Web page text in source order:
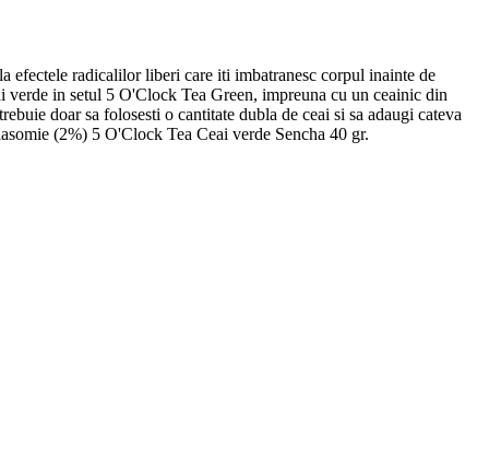
efectele radicalilor liberi care iti imbatranesc corpul inainte de
in setul 5 O'Clock Tea Green, impreuna cu un ceainic din
doar sa folosesti o cantitate dubla de ceai si sa adaugi cateva
(2%) 5 O'Clock Tea Ceai verde Sencha 40 gr.